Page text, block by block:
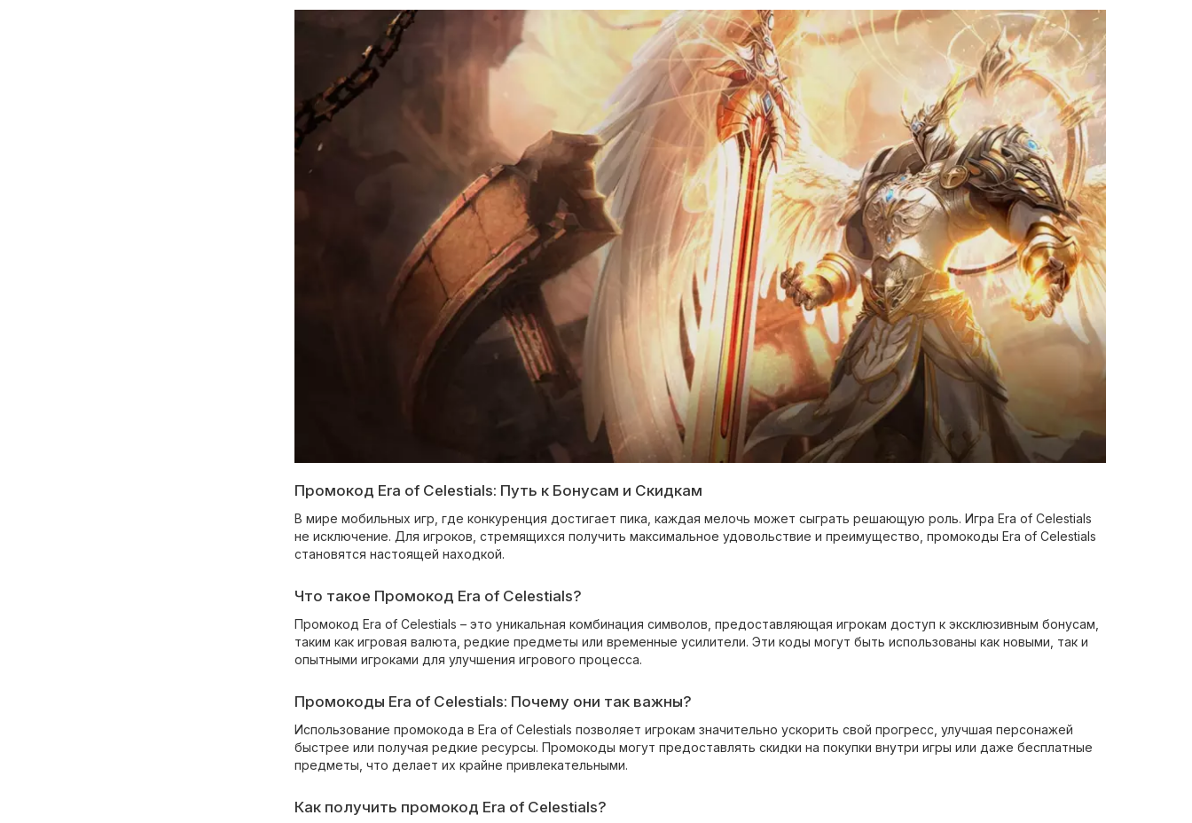
Промокод Era of Celestials: Путь к Бонусам и Скидкам
В мире мобильных игр, где конкуренция достигает пика, каждая мелочь может сыграть решающую роль. Игра Era of Celestials
не исключение. Для игроков, стремящихся получить максимальное удовольствие и преимущество, промокоды Era of Celestials
становятся настоящей находкой.
Что такое Промокод Era of Celestials?
Промокод Era of Celestials – это уникальная комбинация символов, предоставляющая игрокам доступ к эксклюзивным бонусам,
таким как игровая валюта, редкие предметы или временные усилители. Эти коды могут быть использованы как новыми, так и
опытными игроками для улучшения игрового процесса.
Промокоды Era of Celestials: Почему они так важны?
Использование промокода в Era of Celestials позволяет игрокам значительно ускорить свой прогресс, улучшая персонажей
быстрее или получая редкие ресурсы. Промокоды могут предоставлять скидки на покупки внутри игры или даже бесплатные
предметы, что делает их крайне привлекательными.
Как получить промокод Era of Celestials?